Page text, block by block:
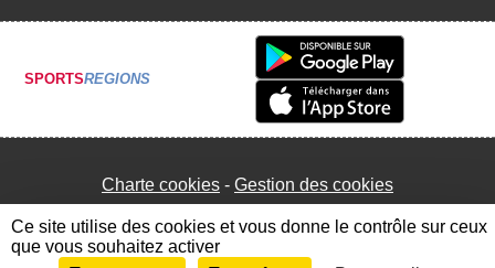
SPORTSREGIONS
Charte cookies Gestion des cookies
Ce site utilise des cookies et vous donne le contrôle sur ceux
que vous souhaitez activer